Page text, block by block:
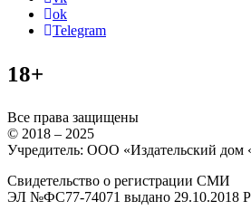
ok
Telegram
18+
Все права защищены
© 2018 – 2025
Учредитель: ООО «Издательский дом
Свидетельство о регистрации СМИ
ЭЛ №ФС77-74071 выдано 29.10.2018